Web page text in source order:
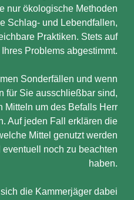
nur ökologische Methoden
Schlag- und Lebendfallen,
Praktiken. Stets auf
Ihres Problems abgestimmt.
Sonderfällen und wenn
für Sie ausschließbar sind,
Mitteln um des Befalls Herr
Auf jeden Fall erklären die
Mittel genutzt werden
noch zu beachten
haben.
die Kammerjäger dabei